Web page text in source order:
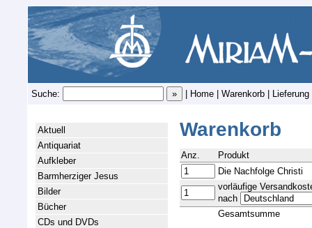
Suche: Home Warenkorb Lieferung
Aktuell
Antiquariat
Aufkleber
Barmherziger Jesus
Bilder
Bücher
CDs und DVDs
Warenkorb
Anz.
Produkt
Die Nachfolge Christi
vorläufige
nach
Gesamtsumme